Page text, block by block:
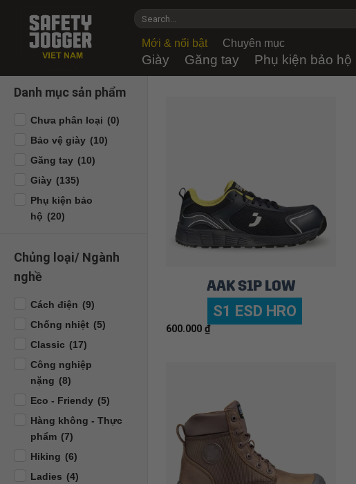
content
Search
Mới & nổi bật Chuyên mục
Giày Găng tay Phụ kiện bảo hộ
Danh mục sản phẩm
Chưa phân loại (0)
Bảo vệ giày (10)
Găng tay (10)
Giày (135)
Phụ kiện bảo
hộ (20)
Chủng loại/ Ngành
nghề
Cách điện (9)
Chống nhiệt (5)
Classic (17)
Công nghiệp
nặng (8)
Eco - Friendy (5)
Hàng không - Thực
phẩm (7)
Hiking (6)
Ladies (4)
AAK S1P LOW
S1 ESD HRO
600.000 ₫